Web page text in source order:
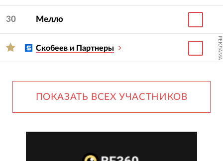
30 Мелло
Скобеев и Партнеры РЕКЛАМА
ПОКАЗАТЬ ВСЕХ УЧАСТНИКОВ